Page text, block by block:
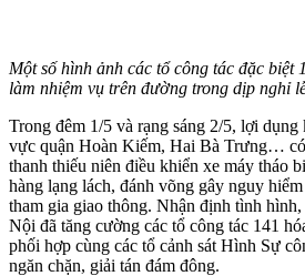
Một số hình ảnh các tổ công tác đặc biệt
làm nhiệm vụ trên đường trong dịp nghỉ
Trong đêm 1/5 và rạng sáng 2/5, lợi
vực quận Hoàn Kiếm, Hai Bà Trưng…
thanh thiếu niên điều khiển xe máy tháo
hàng lạng lách, đánh võng gây nguy
tham gia giao thông. Nhận định tình
Nội đã tăng cường các tổ công tác 141
phối hợp cùng các tổ cảnh sát Hình Sự
ngăn chặn, giải tán đám đông.